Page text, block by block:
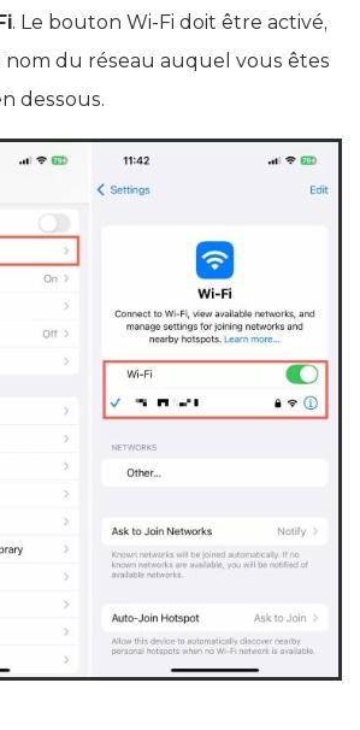
. Le bouton Wi‑Fi doit être activé,
du réseau auquel vous êtes
dessous.